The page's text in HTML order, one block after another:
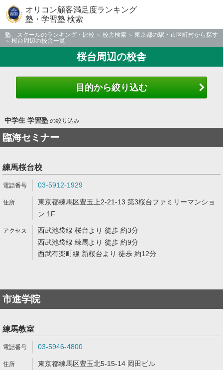
オリコン顧客満足度ランキング
塾・学習塾 検索
塾、スクールのランキング・比較 校舎検索
東京都の駅・市区町村から探す
桜台周辺の校舎一覧
桜台周辺の校舎
目的から絞り込む
中学生 学習塾の絞り込み
臨海セミナー
練馬桜台校
03-5912-1929
東京都練馬区豊玉上2-21-13 第3桜台ファミリーマンショ
ン 1F
西武池袋線 桜台より 徒歩 約3分
西武池袋線 練馬より 徒歩 約9分
西武有楽町線 新桜台より 徒歩 約12分
市進学院
練馬教室
03-5946-4800
東京都練馬区豊玉北5-15-14 岡田ビル